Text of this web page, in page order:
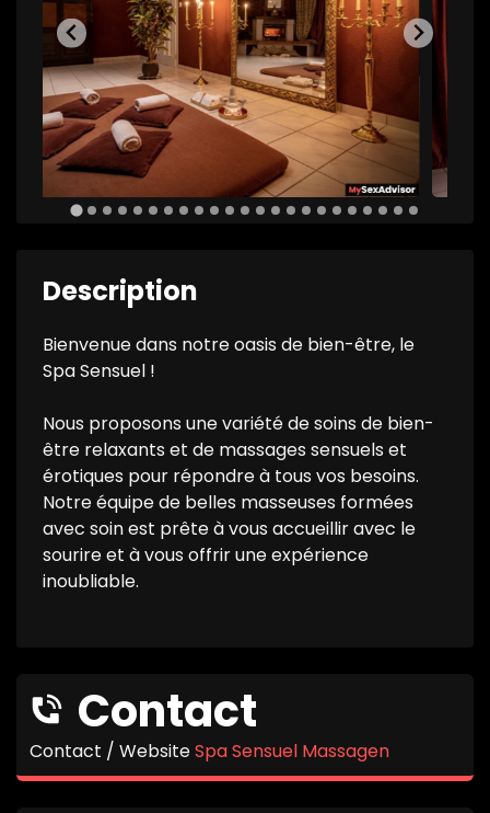
Description
Bienvenue dans notre oasis de bien-être, le
Spa Sensuel !
Nous proposons une variété de soins de bien-
être relaxants et de massages sensuels et
érotiques pour répondre à tous vos besoins.
Notre équipe de belles masseuses formées
avec soin est prête à vous accueillir avec le
sourire et à vous offrir une expérience
inoubliable.
Contact
Contact / WebsiteSpa Sensuel Massagen